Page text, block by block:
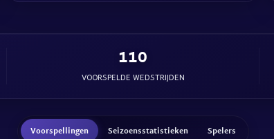
110
VOORSPELDE WEDSTRIJDEN
Voorspellingen Seizoensstatistieken Spelers